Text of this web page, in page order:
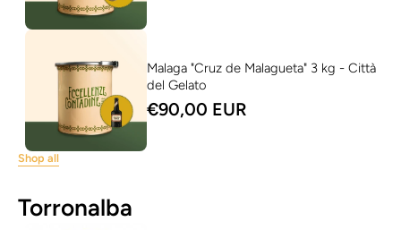
Malaga "Cruz de Malagueta" 3 kg - Città
del Gelato
€90,00 EUR
Shop all
Torronalba